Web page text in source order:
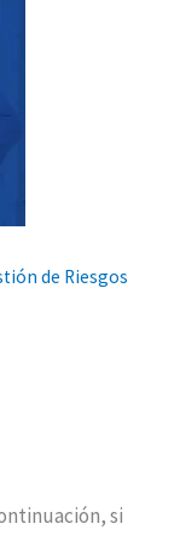
de Riesgos
si